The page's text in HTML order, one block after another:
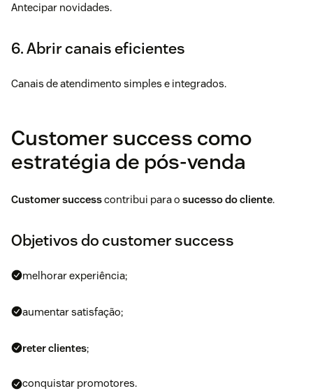
Antecipar novidades.
6. Abrir canais eficientes
Canais de atendimento simples e integrados.
Customer success como
estratégia de pós-venda
Customer successcontribui para o sucesso do cliente.
Objetivos do customer success
melhorar experiência;
aumentar satisfação;
reter clientes;
conquistar promotores.